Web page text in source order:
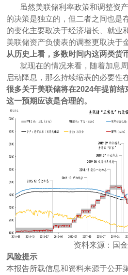
虽然美联储利率政策和调整资
的决策是独立的，但二者之间也是
的变化主要取决于经济增长、就业
美联储资产负债表的调整更取决于
从历史上看，多数时间内这两类货
就现在的情况来看，随着加息
启动降息，那么持续缩表的必要性
很多关于美联储将在2024年提前结
这一预期应该是合理的。
资料来源：国
风险提示
本报告所载信息和资料来源于公开